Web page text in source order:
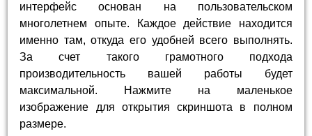
интерфейс основан на пользовательском
многолетнем опыте. Каждое действие находится
именно там, откуда его удобней всего выполнять.
За счет такого грамотного подхода
производительность вашей работы будет
максимальной. Нажмите на маленькое
изображение для открытия скриншота в полном
размере.